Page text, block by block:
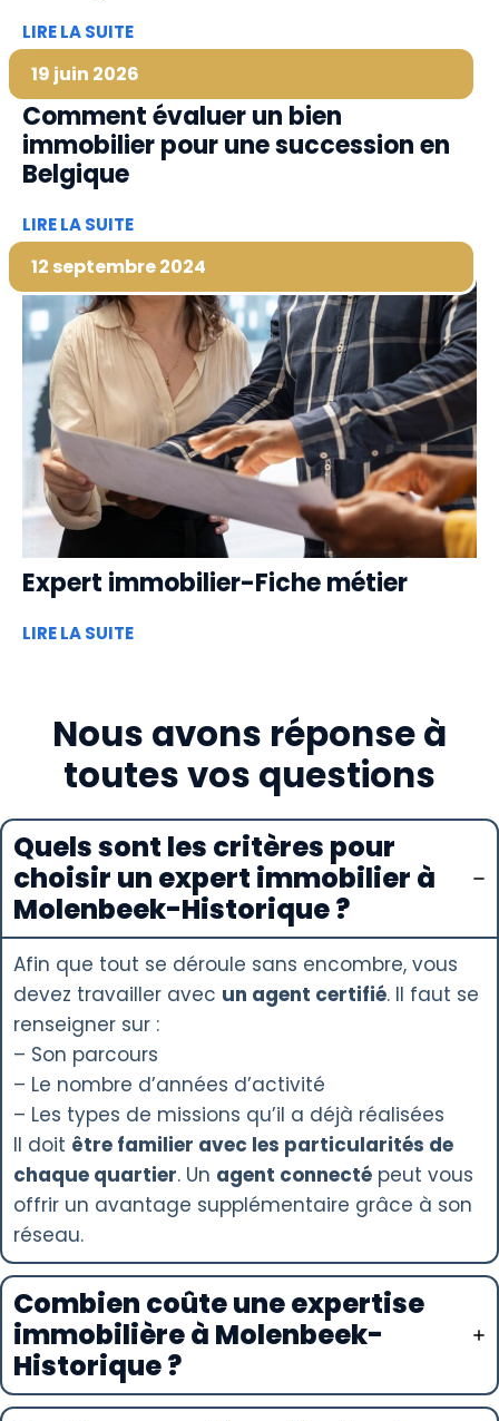
LIRE LA SUITE
19 juin 2026
Comment évaluer un bien
immobilier pour une succession en
Belgique
LIRE LA SUITE
12 septembre 2024
Expert immobilier-Fiche métier
LIRE LA SUITE
Nous avons réponse à
toutes vos questions
Quels sont les critères pour
choisir un expert immobilier à
Molenbeek-Historique ?
Afin que tout se déroule sans encombre, vous
devez travailler avec un agent certifié. Il faut se
renseigner sur :
– Son parcours
– Le nombre d’années d’activité
– Les types de missions qu’il a déjà réalisées
Il doit être familier avec les particularités de
chaque quartier. Un agent connecté peut vous
offrir un avantage supplémentaire grâce à son
réseau.
Combien coûte une expertise
immobilière à Molenbeek-
Historique ?